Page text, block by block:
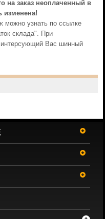
на заказ неоплаченный в
изменена!
можно узнать по ссылке
склада". При
Вас шинный